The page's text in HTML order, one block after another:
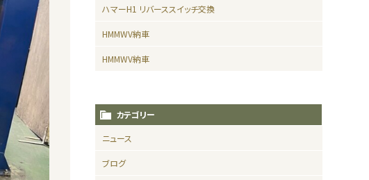
ハマーH1 リバーススイッチ交換
HMMWV納車
HMMWV納車
カテゴリー
ニュース
ブログ